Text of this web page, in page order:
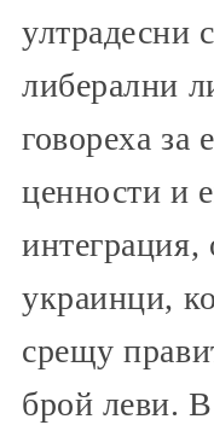
ултрадесни
либерални
говореха за
ценности и
украинци,
срещу
брой леви.